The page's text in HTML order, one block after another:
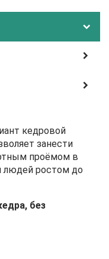
кедровой
занести
проёмом в
людей ростом до
без